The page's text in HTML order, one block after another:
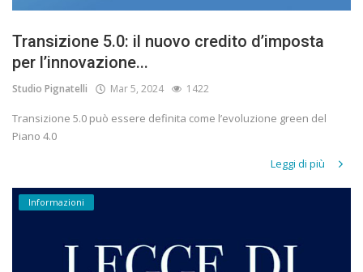
Transizione 5.0: il nuovo credito d’imposta
per l’innovazione...
Studio Pignatelli Mar 5, 2024 1422
Transizione 5.0 può essere definita come l’evoluzione green del
Piano 4.0
Leggi di più
Informazioni